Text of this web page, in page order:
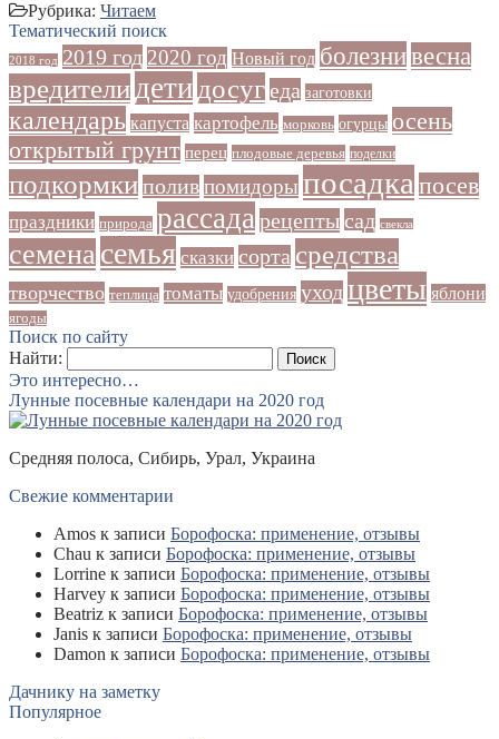
Рубрика: Читаем
Тематический поиск
2018 год 2019 год 2020 год Новый год болезнивесна
вредителидети досугеда заготовки
календарь капуста картофель морковь огурцы осень
открытый грунт перец плодовые деревья поделки
подкормкиполивпомидоры посадка посев
праздники природа рассадарецептысад свекла
семена семья сказки сорта средства
творчество теплица томаты удобрения уходцветы яблони
ягоды
Поиск по сайту
Найти:
Это интересно…
Лунные посевные календари на 2020 год
Средняя полоса, Сибирь, Урал, Украина
Свежие комментарии
Amos к записи Борофоска: применение, отзывы
Chau к записи Борофоска: применение, отзывы
Lorrine к записи Борофоска: применение, отзывы
Harvey к записи Борофоска: применение, отзывы
Beatriz к записи Борофоска: применение, отзывы
Janis к записи Борофоска: применение, отзывы
Damon к записи Борофоска: применение, отзывы
Дачнику на заметку
Популярное